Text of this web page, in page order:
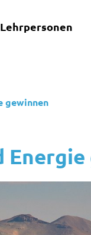
Lehrpersonen
gewinnen